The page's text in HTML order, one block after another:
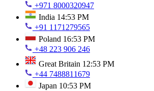
+971 8000320947
India 14:53 PM
+91 1171279565
Poland 16:53 PM
+48 223 906 246
Great Britain 12:53 PM
+44 7488811679
Japan 10:53 PM